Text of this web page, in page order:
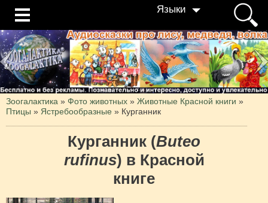
Языки
Зоогалактика » Фото животных » Животные Красной книги »
Птицы » Ястребообразные » Курганник
Курганник (Buteo
rufinus) в Красной
книге